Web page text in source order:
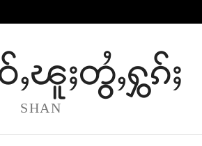
ႇၽူႈတွႆႇႁွၵ်ႈ
SHAN